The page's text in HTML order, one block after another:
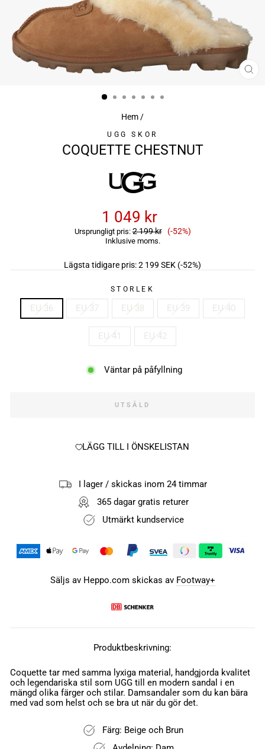
Hem/
UGG SKOR
COQUETTE CHESTNUT
1 049 kr
Ursprungligt pris:2 199 kr Reapris
(-52%)
Inklusive moms.
Lägsta tidigare pris:2 199 SEK (-52%)
STORLEK
EU 36 EU 37 EU 38 EU 39 EU 40
EU 41 EU 42
Väntar på påfyllning
UTSÅLD
LÄGG TILL I ÖNSKELISTAN
I lager / skickas inom 24 timmar
365 dagar gratis returer
Utmärkt kundservice
Säljs av Heppo.com skickas av Footway+
Produktbeskrivning:
Coquette tar med samma lyxiga material, handgjorda kvalitet
och legendariska stil som UGG till en modern sandal i en
mängd olika färger och stilar. Damsandaler som du kan bära
med vad som helst och se bra ut när du gör det.
Färg: Beige och Brun